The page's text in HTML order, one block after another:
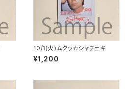
10/1(火)ムクッカシャチェキ
¥1,200